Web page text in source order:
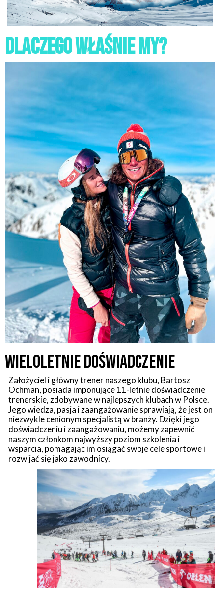
DLACZEGO WŁAŚNIE my?
Wieloletnie doświadczenie​
Założyciel i główny trener naszego klubu, Bartosz
Ochman, posiada imponujące 11-letnie doświadczenie
trenerskie, zdobywane w najlepszych klubach w Polsce.
Jego wiedza, pasja i zaangażowanie sprawiają, że jest on
niezwykle cenionym specjalistą w branży. Dzięki jego
doświadczeniu i zaangażowaniu, możemy zapewnić
naszym członkom najwyższy poziom szkolenia i
wsparcia, pomagając im osiągać swoje cele sportowe i
rozwijać się jako zawodnicy.